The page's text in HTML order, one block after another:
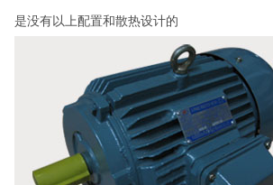
是没有以上配置和散热设计的